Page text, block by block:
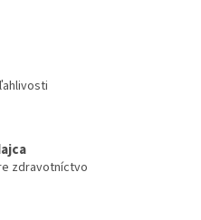
zdravotníctvo